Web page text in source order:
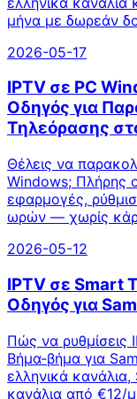
μήνα με δωρεάν
2026-05-17
IPTV σε PC
Οδηγός για
Τηλεόρασης
Θέλεις να
Windows; Πλήρης
εφαρμογές,
ωρών — χωρίς
2026-05-12
IPTV σε Smart
Οδηγός για
Πώς να ρυθμίσεις
Βήμα-βήμα για
ελληνικά
κανάλια από €12/